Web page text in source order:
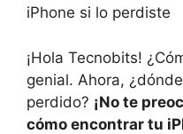
iPhone si lo perdiste
¡Hola Tecnobits!
‍genial. ‌Ahora,
perdido? ⁣ ¡No te​
cómo encontrar tu